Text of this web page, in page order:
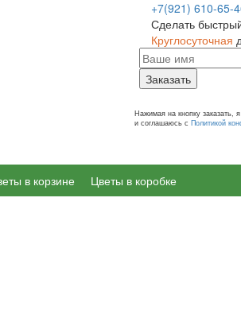
+7(921) 610-65-
Сделать
Круглосуточная
Заказать
Нажимая на кнопку заказать,
и соглашаюсь с Политикой
в корзине
Цветы в коробке